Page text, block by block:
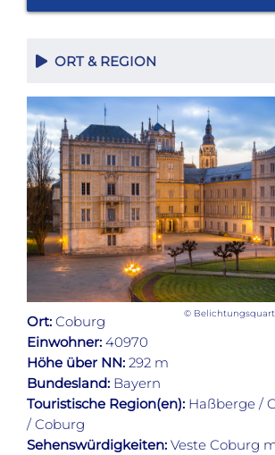
ORT & REGION
©
Ort: Coburg
Einwohner: 40970
Höhe über NN: 292 m
Bundesland: Bayern
Touristische Region(en): Haßberge /
/ Coburg
Sehenswürdigkeiten: Veste Coburg